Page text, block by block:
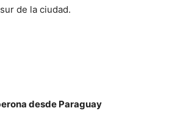
de la ciudad.
desde Paraguay